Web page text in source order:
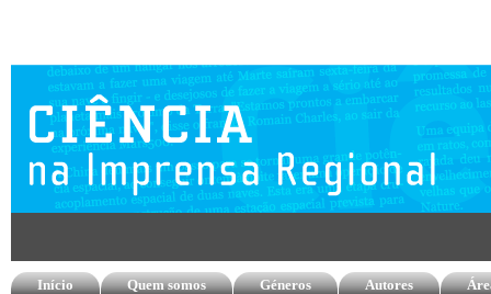
Início Quem somos Géneros Autores